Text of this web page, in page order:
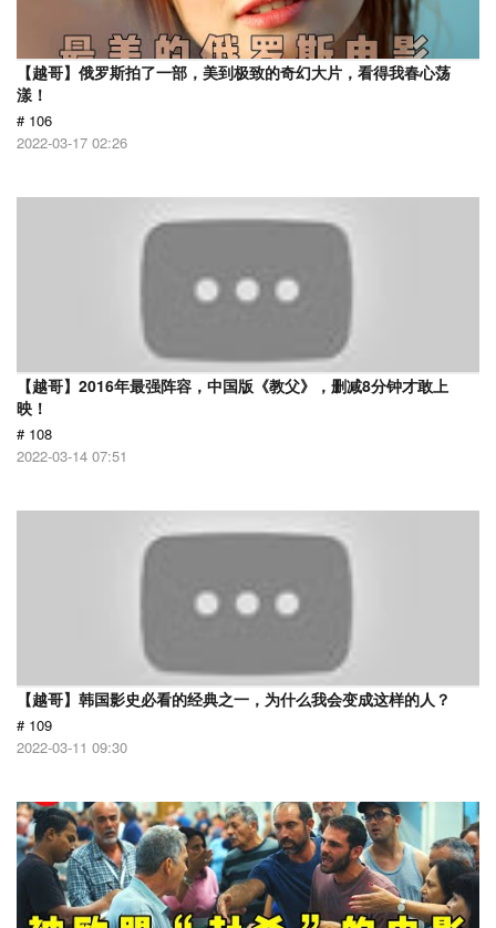
【越哥】俄罗斯拍了一部，美到极致的奇幻大片，看得我春心荡
漾！
# 106
2022-03-17 02:26
【越哥】2016年最强阵容，中国版《教父》，删减8分钟才敢上
映！
# 108
2022-03-14 07:51
【越哥】韩国影史必看的经典之一，为什么我会变成这样的人？
# 109
2022-03-11 09:30